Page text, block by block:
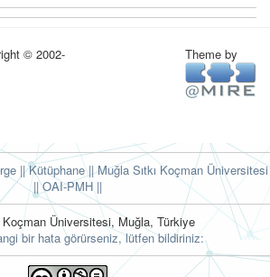
© 2002-
Theme by
|| Kütüphane|| Muğla Sıtkı Koçman Üniversitesi
||OAI-PMH ||
Koçman Üniversitesi, Muğla, Türkiye
bir hata görürseniz, lütfen bildiriniz: